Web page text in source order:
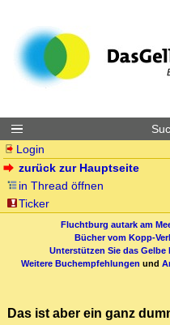
Login
zurück zur Hauptseite
in Thread öffnen
Ticker
Fluchtburg autark am
Bücher vom Kopp-
Unterstützen Sie das Gelbe
Weitere Buchempfehlungen und
Das ist aber ein ganz